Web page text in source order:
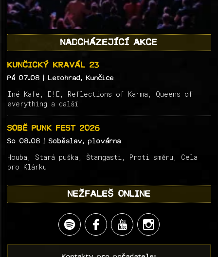
NADCHÁZEJÍCÍ AKCE
KUNČICKÝ KRAVÁL 23
Pá 07.08 | Letohrad, Kunčice
Iné Kafe, E!E, Reflections of Karma, Queens of
everything a další
SOBĚ PUNK FEST 2026
So 08.08 | Soběslav, plovárna
Houba, Stará puška, Štamgasti, Proti směru, Cela
pro Klárku
NEŽFALEŠ ONLINE